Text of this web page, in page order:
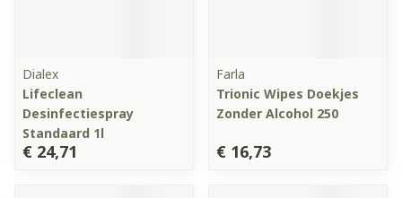
Dialex
Lifeclean
Desinfectiespray
Standaard 1l
€ 24,71
Farla
Trionic Wipes Doekjes
Zonder Alcohol 250
€ 16,73